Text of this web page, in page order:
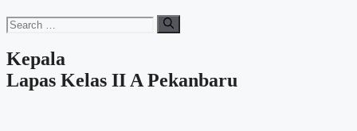
Search
for:
Kepala
Lapas Kelas II A Pekanbaru